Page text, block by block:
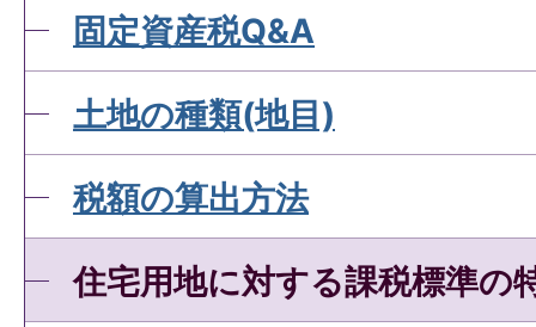
固定資産税Q&A
土地の種類(地目)
税額の算出方法
住宅用地に対する課税標準の